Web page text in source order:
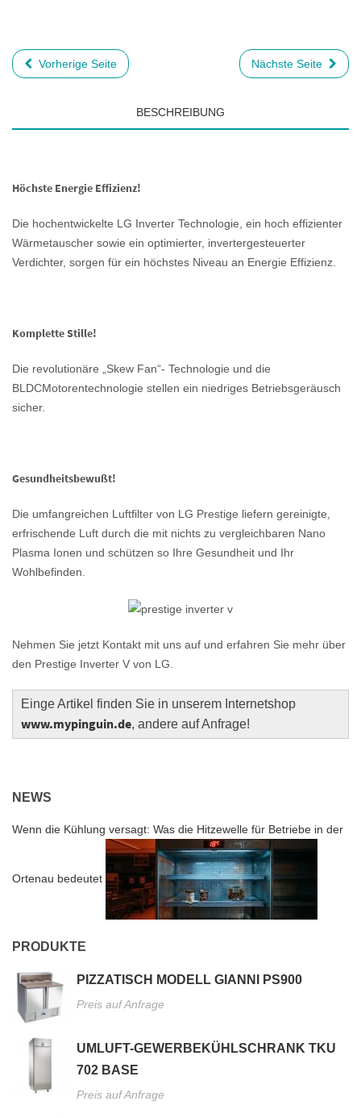
Vorherige Seite Nächste Seite
BESCHREIBUNG
Höchste Energie Effizienz!
Die hochentwickelte LG Inverter Technologie, ein hoch effizienter
Wärmetauscher sowie ein optimierter, invertergesteuerter
Verdichter, sorgen für ein höchstes Niveau an Energie Effizienz.
Komplette Stille!
Die revolutionäre „Skew Fan“- Technologie und die
BLDCMotorentechnologie stellen ein niedriges Betriebsgeräusch
sicher.
Gesundheitsbewußt!
Die umfangreichen Luftfilter von LG Prestige liefern gereinigte,
erfrischende Luft durch die mit nichts zu vergleichbaren Nano
Plasma Ionen und schützen so Ihre Gesundheit und Ihr
Wohlbefinden.
Nehmen Sie jetzt Kontakt mit uns auf und erfahren Sie mehr über
den Prestige Inverter V von LG.
Einge Artikel finden Sie in unserem Internetshop
www.mypinguin.de, andere auf Anfrage!
NEWS
Wenn die Kühlung versagt: Was die Hitzewelle für Betriebe in der
Ortenau bedeutet
PRODUKTE
PIZZATISCH MODELL GIANNI PS900
Preis auf Anfrage
UMLUFT-GEWERBEKÜHLSCHRANK TKU
702 BASE
Preis auf Anfrage